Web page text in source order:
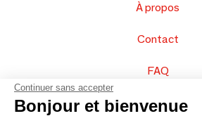
À propos
Contact
FAQ
Vendez vos produits
Continuer sans accepter
Bonjour et bienvenue